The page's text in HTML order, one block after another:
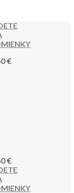
€
€